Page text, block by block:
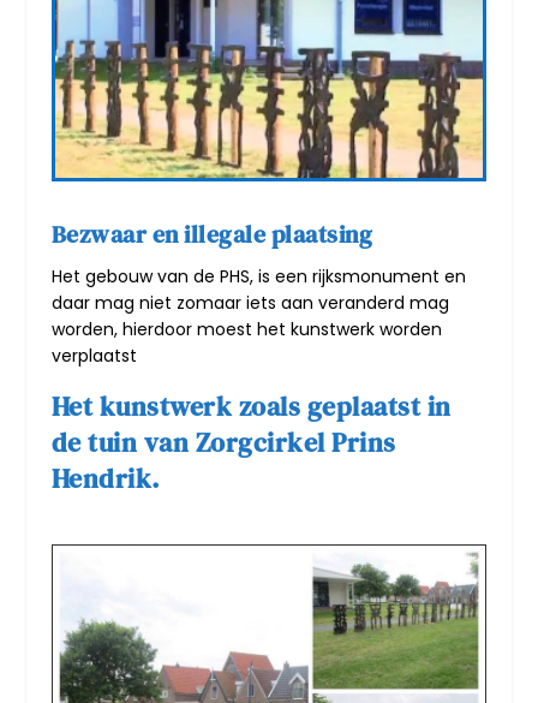
Bezwaar en illegale plaatsing
Het gebouw van de PHS, is een rijksmonument en
daar mag niet zomaar iets aan veranderd mag
worden, hierdoor moest het kunstwerk worden
verplaatst
Het kunstwerk zoals geplaatst in
de tuin van Zorgcirkel Prins
Hendrik.